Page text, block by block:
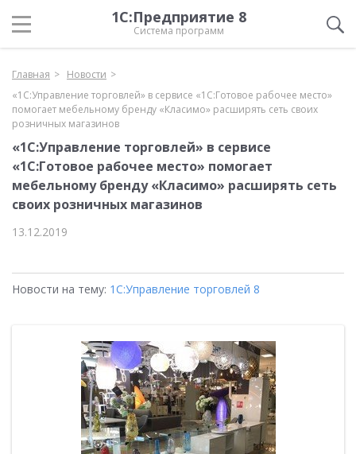
1С:Предприятие 8
Система программ
Главная
Новости
«1С:Управление торговлей» в сервисе «1С:Готовое рабочее место»
помогает мебельному бренду «Класимо» расширять сеть своих
розничных магазинов
«1С:Управление торговлей» в сервисе
«1С:Готовое рабочее место» помогает
мебельному бренду «Класимо» расширять сеть
своих розничных магазинов
13.12.2019
Новости на тему: 1С:Управление торговлей 8